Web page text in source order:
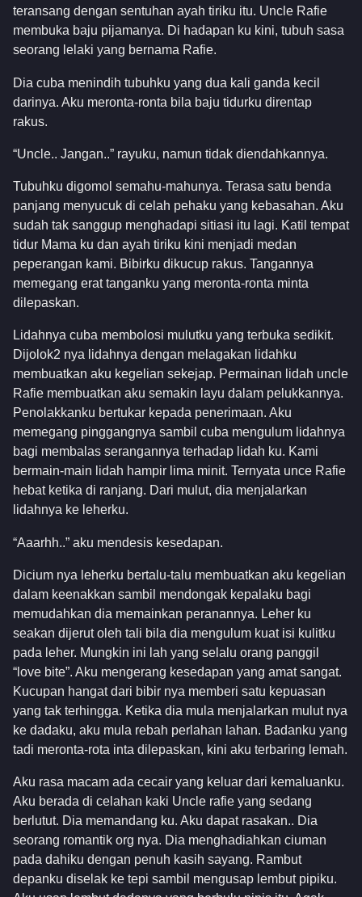
teransang dengan sentuhan ayah tiriku itu. Uncle Rafie
membuka baju pijamanya. Di hadapan ku kini, tubuh sasa
seorang lelaki yang bernama Rafie.
Dia cuba menindih tubuhku yang dua kali ganda kecil
darinya. Aku meronta-ronta bila baju tidurku direntap
rakus.
“Uncle.. Jangan..” rayuku, namun tidak diendahkannya.
Tubuhku digomol semahu-mahunya. Terasa satu benda
panjang menyucuk di celah pehaku yang kebasahan. Aku
sudah tak sanggup menghadapi sitiasi itu lagi. Katil tempat
tidur Mama ku dan ayah tiriku kini menjadi medan
peperangan kami. Bibirku dikucup rakus. Tangannya
memegang erat tanganku yang meronta-ronta minta
dilepaskan.
Lidahnya cuba membolosi mulutku yang terbuka sedikit.
Dijolok2 nya lidahnya dengan melagakan lidahku
membuatkan aku kegelian sekejap. Permainan lidah uncle
Rafie membuatkan aku semakin layu dalam pelukkannya.
Penolakkanku bertukar kepada penerimaan. Aku
memegang pinggangnya sambil cuba mengulum lidahnya
bagi membalas serangannya terhadap lidah ku. Kami
bermain-main lidah hampir lima minit. Ternyata unce Rafie
hebat ketika di ranjang. Dari mulut, dia menjalarkan
lidahnya ke leherku.
“Aaarhh..” aku mendesis kesedapan.
Dicium nya leherku bertalu-talu membuatkan aku kegelian
dalam keenakkan sambil mendongak kepalaku bagi
memudahkan dia memainkan peranannya. Leher ku
seakan dijerut oleh tali bila dia mengulum kuat isi kulitku
pada leher. Mungkin ini lah yang selalu orang panggil
“love bite”. Aku mengerang kesedapan yang amat sangat.
Kucupan hangat dari bibir nya memberi satu kepuasan
yang tak terhingga. Ketika dia mula menjalarkan mulut nya
ke dadaku, aku mula rebah perlahan lahan. Badanku yang
tadi meronta-rota inta dilepaskan, kini aku terbaring lemah.
Aku rasa macam ada cecair yang keluar dari kemaluanku.
Aku berada di celahan kaki Uncle rafie yang sedang
berlutut. Dia memandang ku. Aku dapat rasakan.. Dia
seorang romantik org nya. Dia menghadiahkan ciuman
pada dahiku dengan penuh kasih sayang. Rambut
depanku diselak ke tepi sambil mengusap lembut pipiku.